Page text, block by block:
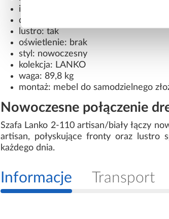
ilość drzwi: 2
drzwi: przesuwne
lustro: tak
oświetlenie: brak
styl: nowoczesny
kolekcja: LANKO
waga: 89,8 kg
montaż: mebel do samodzielnego
Nowoczesne połączenie
Szafa Lanko 2-110 artisan/biały łączy
artisan, połyskujące fronty oraz lustro
każdego dnia.
Informacje Transport